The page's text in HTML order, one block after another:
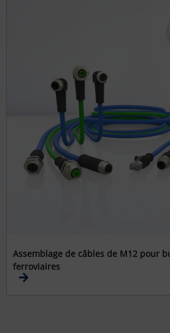
Assemblage de câbles de M12 pour
ferroviaires